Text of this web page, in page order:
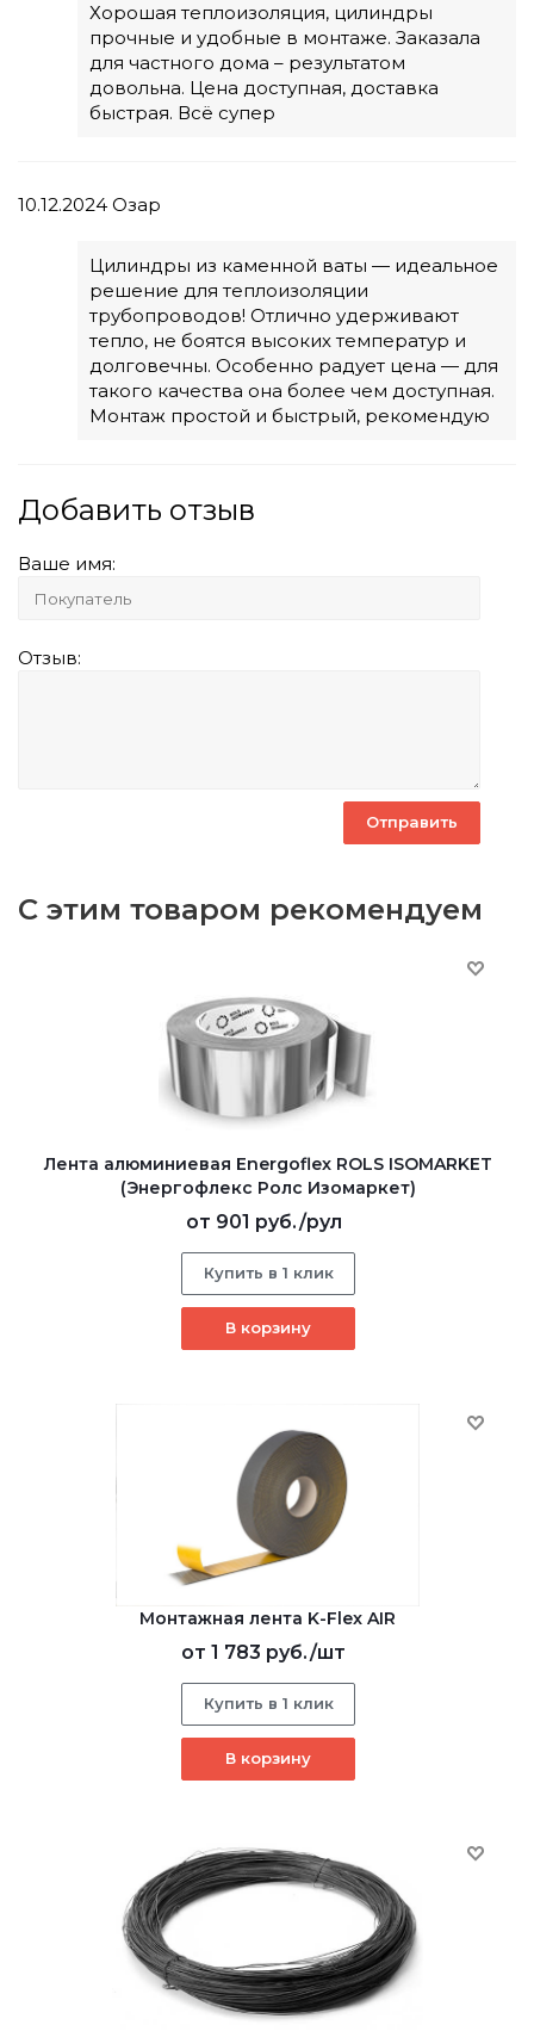
Хорошая теплоизоляция, цилиндры
прочные и удобные в монтаже. Заказала
для частного дома – результатом
довольна. Цена доступная, доставка
быстрая. Всё супер
10.12.2024 Озар
Цилиндры из каменной ваты — идеальное
решение для теплоизоляции
трубопроводов! Отлично удерживают
тепло, не боятся высоких температур и
долговечны. Особенно радует цена — для
такого качества она более чем доступная.
Монтаж простой и быстрый, рекомендую
Добавить отзыв
Ваше имя:
Отзыв:
С этим товаром рекомендуем
Лента алюминиевая Energoflex ROLS ISOMARKET
(Энергофлекс Ролс Изомаркет)
от 901 руб./рул
Купить в 1 клик
В корзину
Монтажная лента K-Flex AIR
от 1 783 руб./шт
Купить в 1 клик
В корзину